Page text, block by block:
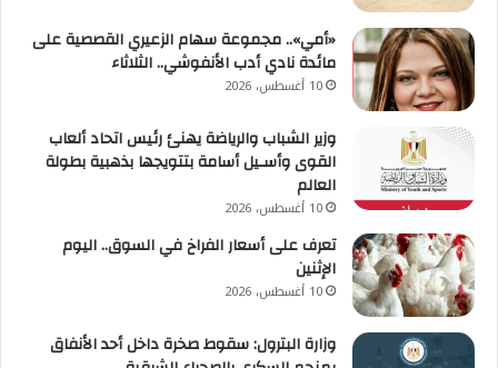
«أمي».. مجموعة سهام الزعيري القصصية على
مائدة نادي أدب الأنفوشي.. الثلاثاء
10 أغسطس، 2026
وزير الشباب والرياضة يهنئ رئيس اتحاد ألعاب
القوى وأسـيل أسامة بتتويجها بذهبية بطولة
العالم
10 أغسطس، 2026
تعرف على أسعار الفراخ في السوق.. اليوم
الإثنين
10 أغسطس، 2026
وزارة البترول: سقوط صخرة داخل أحد الأنفاق